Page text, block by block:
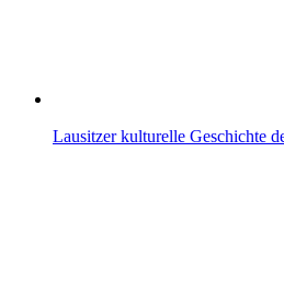
Lausitzer kulturelle Geschichte